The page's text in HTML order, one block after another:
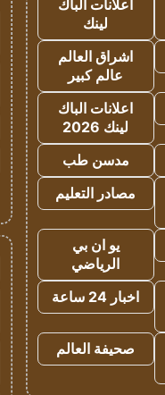
اعلانات الباك
لينك
اشراق العالم
عالم كبير
اعلانات الباك
لينك 2026
مدسن طب
مصادر التعليم
يو ان بي
الرياضي
اخبار 24 ساعة
صحيفة العالم